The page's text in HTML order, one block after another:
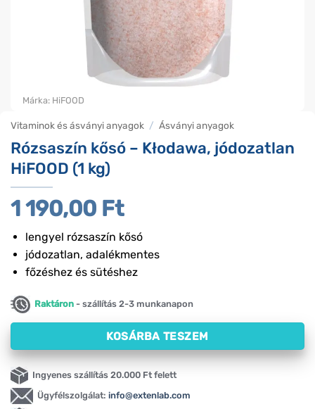
Vitaminok és ásványi anyagok / Ásványi anyagok
Rózsaszín kősó – Kłodawa, jódozatlan
HiFOOD (1 kg)
1 190,00 Ft
lengyel rózsaszín kősó
jódozatlan, adalékmentes
főzéshez és sütéshez
Raktáron - szállítás 2-3 munkanapon
KOSÁRBA TESZEM
Ingyenes szállítás 20.000 Ft felett
Ügyfélszolgálat: info@extenlab.com
Márka: HiFOOD